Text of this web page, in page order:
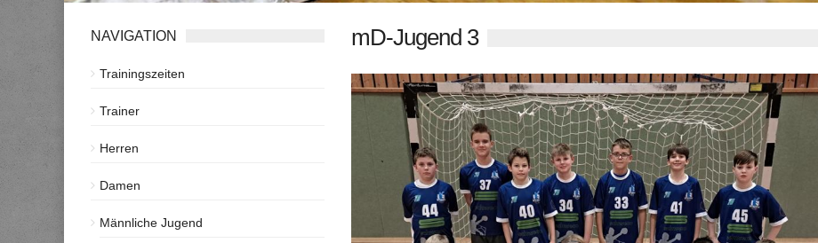
NAVIGATION
Trainingszeiten
Trainer
Herren
Damen
Männliche Jugend
mD-Jugend 3